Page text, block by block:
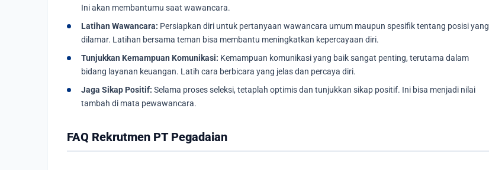
Ini akan membantumu saat wawancara.
Latihan Wawancara: Persiapkan diri untuk pertanyaan wawancara umum maupun spesifik tentang posisi yang
dilamar. Latihan bersama teman bisa membantu meningkatkan kepercayaan diri.
Tunjukkan Kemampuan Komunikasi: Kemampuan komunikasi yang baik sangat penting, terutama dalam
bidang layanan keuangan. Latih cara berbicara yang jelas dan percaya diri.
Jaga Sikap Positif: Selama proses seleksi, tetaplah optimis dan tunjukkan sikap positif. Ini bisa menjadi nilai
tambah di mata pewawancara.
FAQ Rekrutmen PT Pegadaian